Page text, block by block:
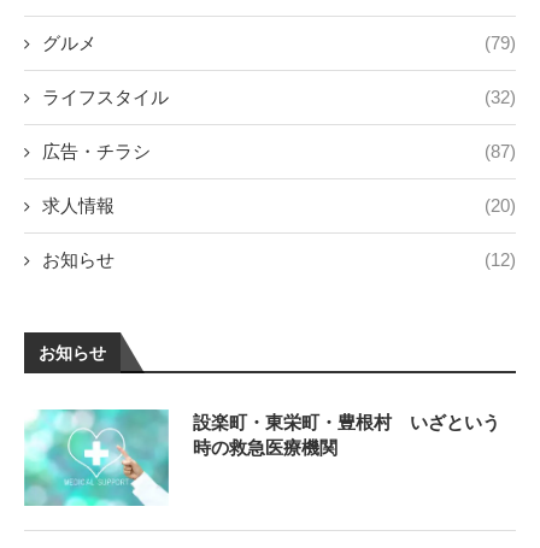
グルメ (79)
ライフスタイル (32)
広告・チラシ (87)
求人情報 (20)
お知らせ (12)
お知らせ
設楽町・東栄町・豊根村 いざという
時の救急医療機関